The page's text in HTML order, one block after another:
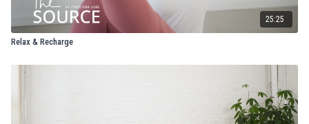
25:25
Relax & Recharge